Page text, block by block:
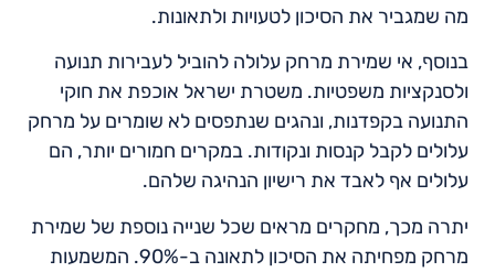
מה שמגביר את הסיכון לטעויות ולתאונות.
בנוסף, אי שמירת מרחק עלולה להוביל לעבירות תנועה
ולסנקציות משפטיות. משטרת ישראל אוכפת את חוקי
התנועה בקפדנות, ונהגים שנתפסים לא שומרים על מרחק
עלולים לקבל קנסות ונקודות. במקרים חמורים יותר, הם
עלולים אף לאבד את רישיון הנהיגה שלהם.
יתרה מכך, מחקרים מראים שכל שנייה נוספת של שמירת
מרחק מפחיתה את הסיכון לתאונה ב-90%. המשמעות